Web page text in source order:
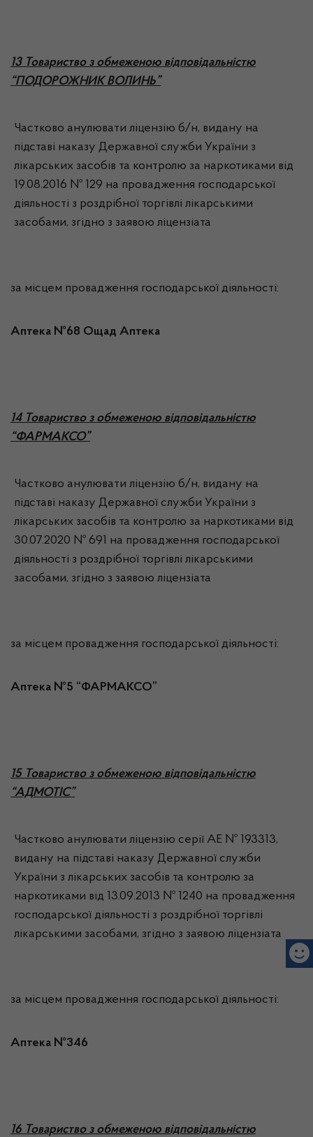
13 Товариство з обмеженою відповідальністю
“ПОДОРОЖНИК ВОЛИНЬ”
Частково анулювати ліцензію б/н, видану на
підставі наказу Державної служби України з
лікарських засобів та контролю за наркотиками від
19.08.2016 № 129 на провадження господарської
діяльності з роздрібної торгівлі лікарськими
засобами, згідно з заявою ліцензіата
за місцем провадження господарської діяльності:
Аптека №68 Ощад Аптека
14 Товариство з обмеженою відповідальністю
“ФАРМАКСО”
Частково анулювати ліцензію б/н, видану на
підставі наказу Державної служби України з
лікарських засобів та контролю за наркотиками від
30.07.2020 № 691 на провадження господарської
діяльності з роздрібної торгівлі лікарськими
засобами, згідно з заявою ліцензіата
за місцем провадження господарської діяльності:
Аптека №5 “ФАРМАКСО”
15 Товариство з обмеженою відповідальністю
“АДМОТІС”
Частково анулювати ліцензію серії АЕ № 193313,
видану на підставі наказу Державної служби
України з лікарських засобів та контролю за
наркотиками від 13.09.2013 № 1240 на провадження
господарської діяльності з роздрібної торгівлі
лікарськими засобами, згідно з заявою ліцензіата
за місцем провадження господарської діяльності:
Аптека №346
16 Товариство з обмеженою відповідальністю